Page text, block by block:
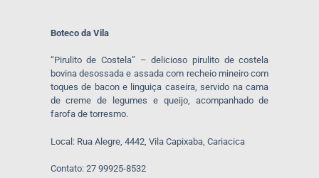
Boteco da Vila
“Pirulito de Costela” – delicioso pirulito de costela
bovina desossada e assada com recheio mineiro com
toques de bacon e linguiça caseira, servido na cama
de creme de legumes e queijo, acompanhado de
farofa de torresmo.
Local: Rua Alegre, 4442, Vila Capixaba, Cariacica
Contato: 27 99925-8532